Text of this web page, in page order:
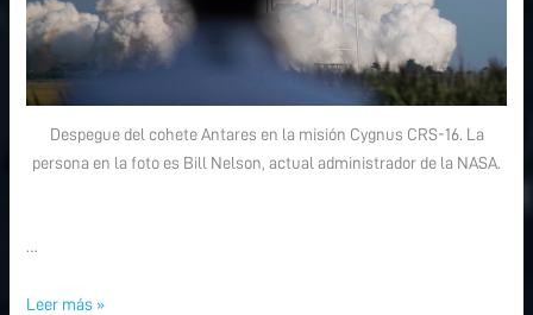
Despegue del cohete Antares en la misión Cygnus CRS-16. La
persona en la foto es Bill Nelson, actual administrador de la NASA.
…
Leer más »